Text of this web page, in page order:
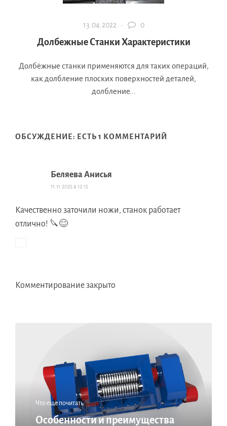
13.04.2022 · 0
Долбежные Станки Характеристики
Долбёжные станки применяются для таких операций,
как долбление плоских поверхностей деталей,
долбление...
ОБСУЖДЕНИЕ: ЕСТЬ 1 КОММЕНТАРИЙ
Беляева Анисья
11.11.2025 в 12:15
Качественно заточили ножи, станок работает
отлично! 🔪😊
Комментирование закрыто
Что еще почитать:
Особенности и преимущества